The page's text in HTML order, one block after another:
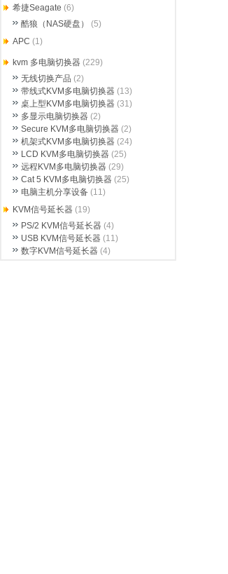
希捷Seagate (6)
酷狼（NAS硬盘）
(5)
APC (1)
kvm 多电脑切换器 (229)
无线切换产品 (2)
带线式KVM多电脑切换器 (13)
桌上型KVM多电脑切换器 (31)
多显示电脑切换器 (2)
Secure KVM多电脑切换器 (2)
机架式KVM多电脑切换器 (24)
LCD KVM多电脑切换器 (25)
远程KVM多电脑切换器 (29)
Cat 5 KVM多电脑切换器 (25)
电脑主机分享设备 (11)
KVM信号延长器 (19)
PS/2 KVM信号延长器 (4)
USB KVM信号延长器 (11)
数字KVM信号延长器 (4)